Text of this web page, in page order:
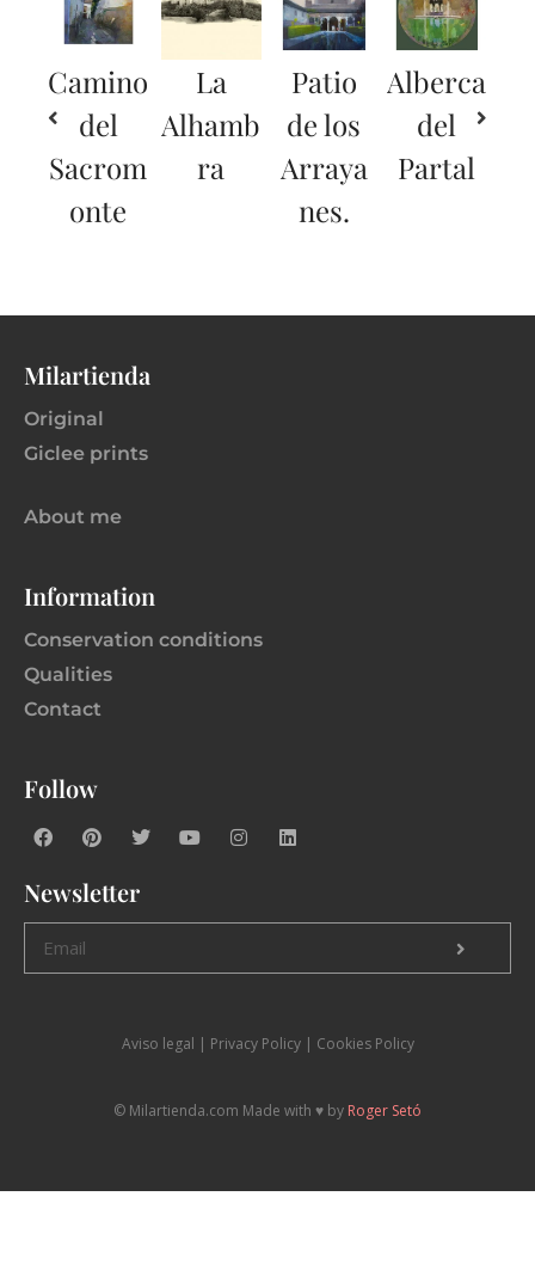
Camino
del
Sacrom
onte
La
Alhamb
ra
Patio
de los
Arraya
nes.
Alberca
del
Partal
Milartienda
Original
Giclee prints
About me
Information
Conservation conditions
Qualities
Contact
Follow
Newsletter
Aviso legal | Privacy Policy | Cookies Policy
© Milartienda.com Made with ♥️ by Roger Setó